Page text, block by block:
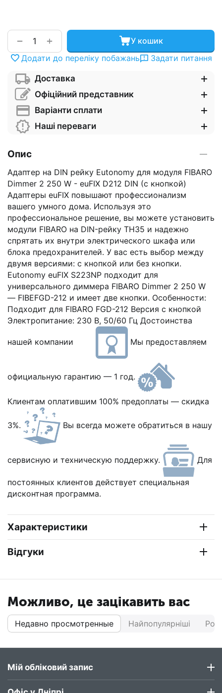
+
−
У кошик
Додати до переліку побажань
Задати питання
Доставка
Офіційний представник
Варіанти сплати
Наші переваги
Опис
Адаптер на DIN рейку Eutonomy для модуля FIBARO
Dimmer 2 250 W - euFIX D212 DIN (с кнопкой)
Адаптеры euFIX повышают профессионализм
вашего умного дома. Используя это
профессиональное решение, вы можете установить
модули FIBARO на DIN-рейку TH35 и надежно
спрятать их внутри электрического шкафа или
блока предохранителей. У вас есть выбор между
двумя версиями: с кнопкой или без кнопки.
Eutonomy euFIX S223NP подходит для
универсального диммера FIBARO Dimmer 2 250 W
— FIBEFGD-212 и имеет две кнопки. Особенности:
Подходит для FIBARO FGD-212 Версия с кнопкой
Электропитание: 230 В, 50/60 Гц Достоинства
нашей компании Мы предоставляем
официальную гарантию — 1 год.
Клиентам оплатившим 100% предоплаты — скидка
3%. Вы всегда можете обратиться в нашу
сервисную и техническую поддержку. Для
постоянных клиентов действует специальная
дисконтная программа.
Характеристики
Відгуки
Можливо, це зацікавить вас
Недавно просмотренные Найпопулярніші
Мій обліковий запис